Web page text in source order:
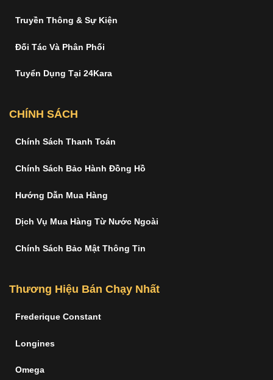
Truyền Thông & Sự Kiện
Đối Tác Và Phân Phối
Tuyển Dụng Tại 24Kara
CHÍNH SÁCH
Chính Sách Thanh Toán
Chính Sách Bảo Hành Đồng Hồ
Hướng Dẫn Mua Hàng
Dịch Vụ Mua Hàng Từ Nước Ngoài
Chính Sách Bảo Mật Thông Tin
Thương Hiệu Bán Chạy Nhất
Frederique Constant
Longines
Omega